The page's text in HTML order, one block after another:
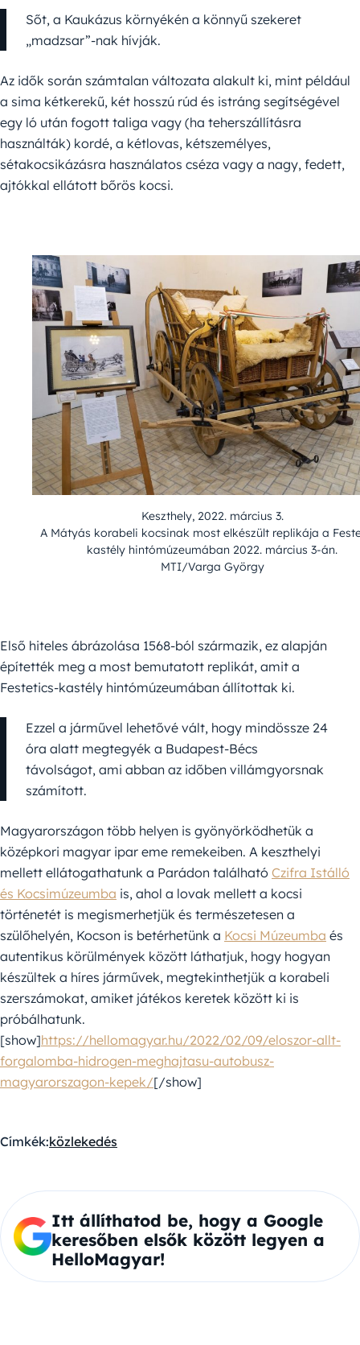
Sőt, a Kaukázus környékén a könnyű szekeret
„madzsar”-nak hívják.
Az idők során számtalan változata alakult ki, mint például
a sima kétkerekű, két hosszú rúd és istráng segítségével
egy ló után fogott taliga vagy (ha teherszállításra
használták) kordé, a kétlovas, kétszemélyes,
sétakocsikázásra használatos cséza vagy a nagy, fedett,
ajtókkal ellátott bőrös kocsi.
Keszthely, 2022. március 3.
A Mátyás korabeli kocsinak most elkészült replikája a
kastély hintómúzeumában 2022. március 3-án.
MTI/Varga György
Első hiteles ábrázolása 1568-ból származik, ez alapján
építették meg a most bemutatott replikát, amit a
Festetics-kastély hintómúzeumában állítottak ki.
Ezzel a járművel lehetővé vált, hogy mindössze 24
óra alatt megtegyék a Budapest-Bécs
távolságot, ami abban az időben villámgyorsnak
számított.
Magyarországon több helyen is gyönyörködhetük a
középkori magyar ipar eme remekeiben. A keszthelyi
mellett ellátogathatunk a Parádon található Czifra Istálló
és Kocsimúzeumba is, ahol a lovak mellett a kocsi
történetét is megismerhetjük és természetesen a
szülőhelyén, Kocson is betérhetünk a Kocsi Múzeumba és
autentikus körülmények között láthatjuk, hogy hogyan
készültek a híres járművek, megtekinthetjük a korabeli
szerszámokat, amiket játékos keretek között ki is
próbálhatunk.
[show]https://hellomagyar.hu/2022/02/09/eloszor-allt-
forgalomba-hidrogen-meghajtasu-autobusz-
magyarorszagon-kepek/[/show]
Címkék:közlekedés
Itt állíthatod be, hogy a Google
keresőben elsők között legyen a
HelloMagyar!